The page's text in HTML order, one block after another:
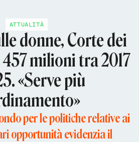
ATTUALITÀ
donne, Corte dei
milioni tra 2017
«Serve più
per le politiche relative ai
opportunità evidenzia il